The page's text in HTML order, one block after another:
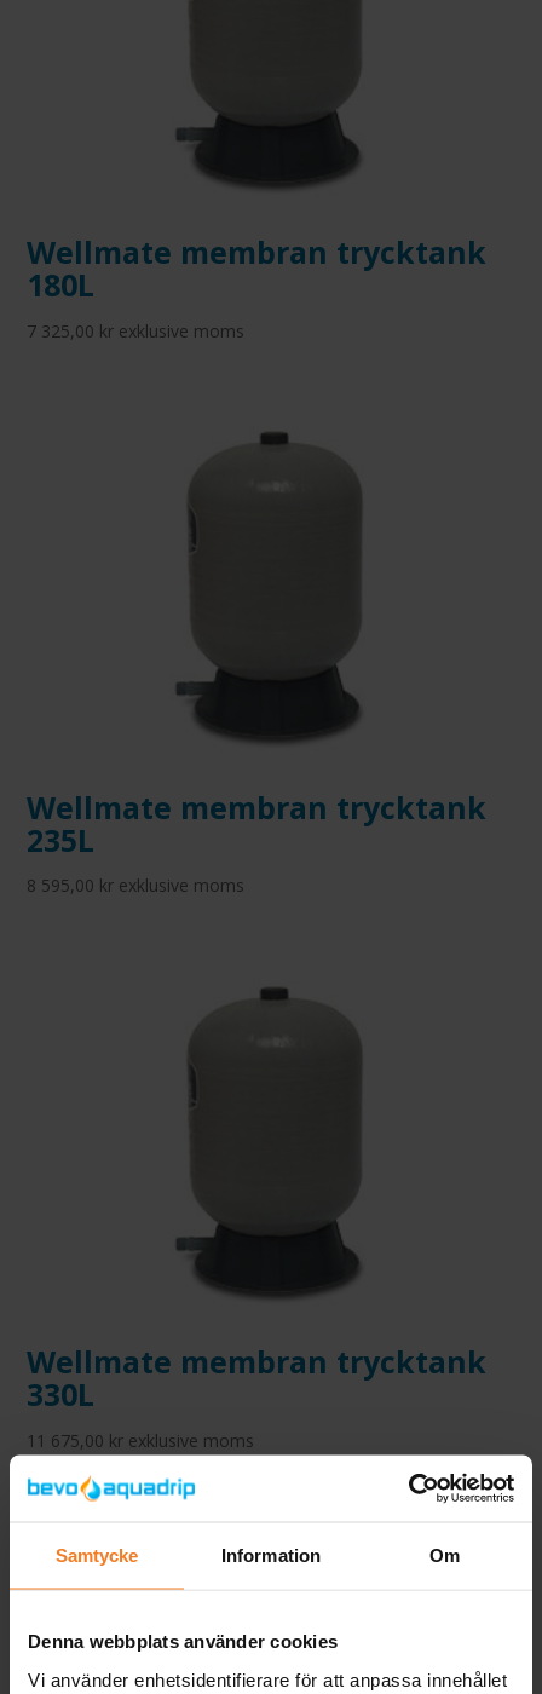
Samtycke Information Om
Denna webbplats använder cookies
Vi använder enhetsidentifierare för att anpassa innehållet
Wellmate membran trycktank
180L
7 325,00 kr exklusive moms
Wellmate membran trycktank
235L
8 595,00 kr exklusive moms
Wellmate membran trycktank
330L
11 675,00 kr exklusive moms